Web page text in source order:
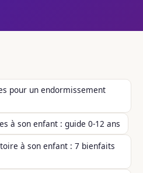
pour un endormissement
à son enfant : guide 0-12 ans
à son enfant : 7 bienfaits